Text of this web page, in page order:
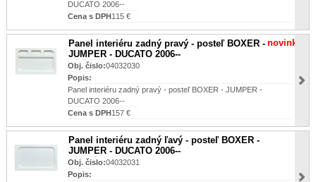
DUCATO 2006--
Cena s DPH115 €
Panel interiéru zadný pravý - posteľ BOXER -
JUMPER - DUCATO 2006--
novinka
Obj. čislo:04032030
Popis:
Panel interiéru zadný pravý - posteľ BOXER - JUMPER -
DUCATO 2006--
Cena s DPH157 €
Panel interiéru zadný ľavý - posteľ BOXER -
JUMPER - DUCATO 2006--
Obj. čislo:04032031
Popis: